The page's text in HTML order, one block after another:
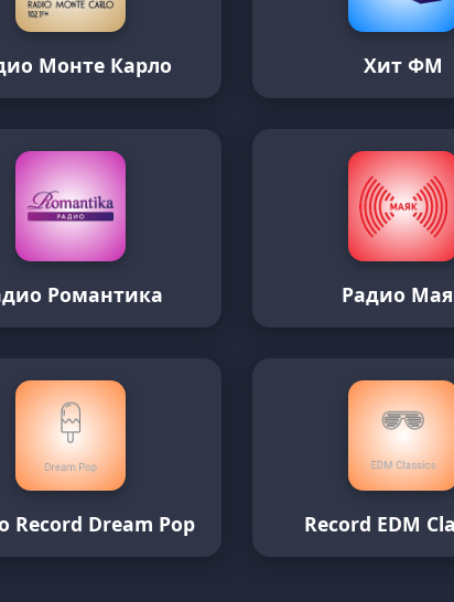
Монте Карло Хит ФМ
Романтика Радио
Record Dream Pop Record EDM